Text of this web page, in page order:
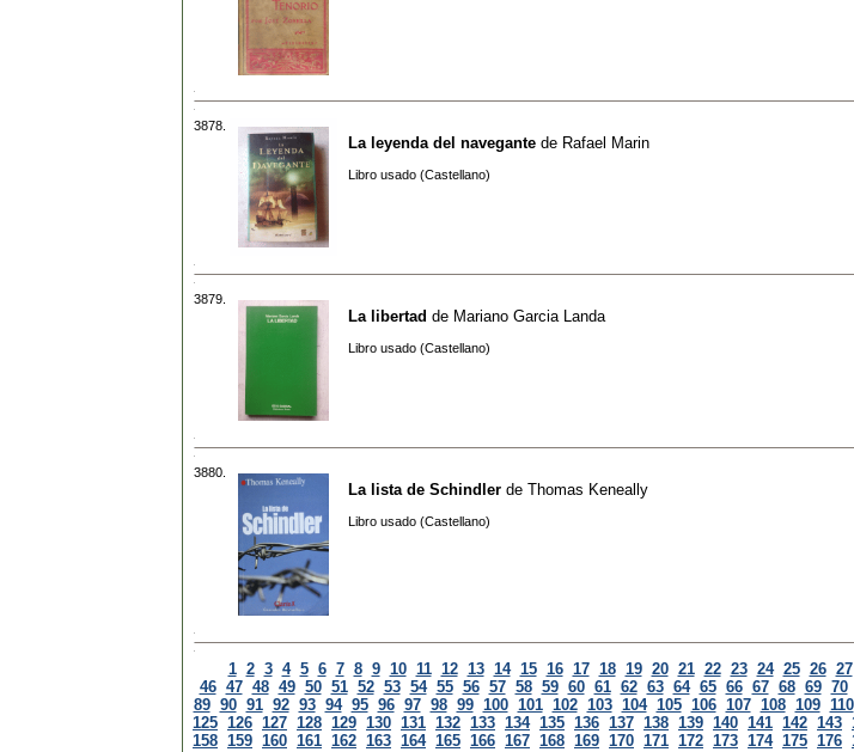
3878.
La leyenda del navegante de Rafael Marin
Libro usado (Castellano)
3879.
La libertad de Mariano Garcia Landa
Libro usado (Castellano)
3880.
La lista de Schindler de Thomas Keneally
Libro usado (Castellano)
1 2 3 4 5 6 7 8 9 10 11 12 13 14 15 16 17 18 19 20 21 22 23 24 25 26 27
46 47 48 49 50 51 52 53 54 55 56 57 58 59 60 61 62 63 64 65 66 67 68 69 70
89 90 91 92 93 94 95 96 97 98 99 100 101 102 103 104 105 106 107 108 109 110
125 126 127 128 129 130 131 132 133 134 135 136 137 138 139 140 141 142 143
158 159 160 161 162 163 164 165 166 167 168 169 170 171 172 173 174 175 176